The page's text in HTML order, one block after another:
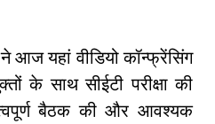
यहां वीडियो कॉन्फ्रेंसिंग
के साथ सीईटी परीक्षा की
बैठक की और आवश्यक